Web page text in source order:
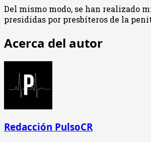
Del mismo modo, se han realizado
presididas por presbíteros de la
Acerca del autor
Redacción PulsoCR